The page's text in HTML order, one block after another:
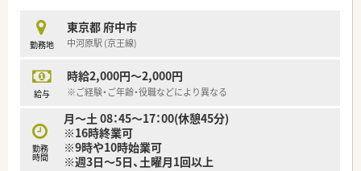
ガン…等）
○スキルアップできる環境です○
す。大学病院ならではの幅広い業務に触れ、複数の委員会に所属
することで薬剤師としての視野の広さを育てられます。
ー体制を整えています。そのため急なお休みにも柔軟に対応で
きる体制です。
大学病院というスケールの大きさを活かし、薬剤師としてのさら
勤務地
東京都 府中市
中河原駅 (京王線)
給与
時給2,000円～2,000円
※ご経験・ご年齢・役職などにより異なる
勤務
時間
月～土 08：45～17：00(休憩45分)
※16時終業可
※9時や10時始業可
※週3日～5日、土曜月1回以上